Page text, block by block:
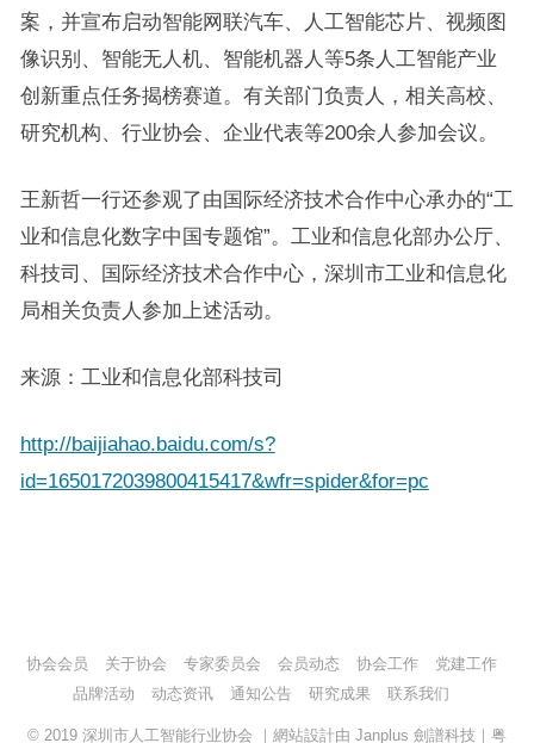
案，并宣布启动智能网联汽车、人工智能芯片、视频图
像识别、智能无人机、智能机器人等5条人工智能产业
创新重点任务揭榜赛道。有关部门负责人，相关高校、
研究机构、行业协会、企业代表等200余人参加会议。
王新哲一行还参观了由国际经济技术合作中心承办的“工
业和信息化数字中国专题馆”。工业和信息化部办公厅、
科技司、国际经济技术合作中心，深圳市工业和信息化
局相关负责人参加上述活动。
来源：工业和信息化部科技司
http://baijiahao.baidu.com/s?
id=1650172039800415417&wfr=spider&for=pc
协会会员 关于协会 专家委员会 会员动态 协会工作
党建工作
品牌活动
动态资讯 通知公告 研究成果 联系我们
© 2019 深圳市人工智能行业协会 ｜網站設計由 Janplus 劍譜科技 粤